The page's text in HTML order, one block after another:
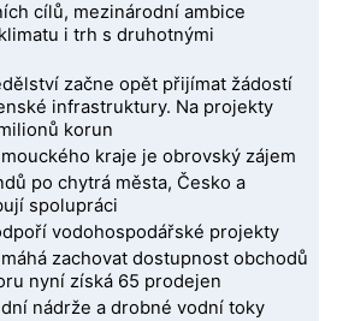
cílů, mezinárodní ambice
i trh s druhotnými
začne opět přijímat žádostí
infrastruktury. Na projekty
korun
kraje je obrovský zájem
po chytrá města, Česko a
spolupráci
vodohospodářské projekty
zachovat dostupnost obchodů
nyní získá 65 prodejen
nádrže a drobné vodní toky